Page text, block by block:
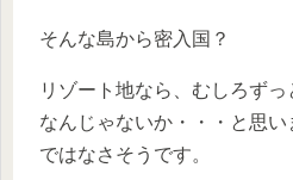
そんな島から密入国？
リゾート地なら、むしろず
なんじゃないか・・・と思
ではなさそうです。